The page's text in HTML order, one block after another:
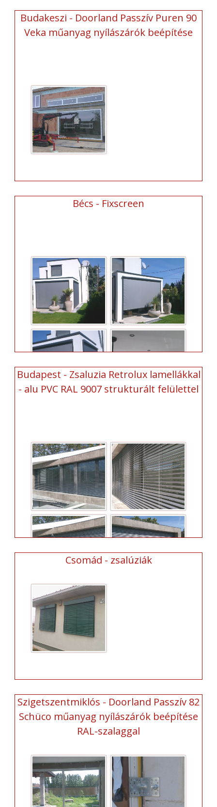
Budakeszi - Doorland Passzív Puren 90
Veka műanyag nyílászárók beépítése
Bécs - Fixscreen
Budapest - Zsaluzia Retrolux lamellákkal
- alu PVC RAL 9007 strukturált felülettel
Csomád - zsalúziák
Szigetszentmiklós - Doorland Passzív 82
Schüco műanyag nyílászárók beépítése
RAL-szalaggal